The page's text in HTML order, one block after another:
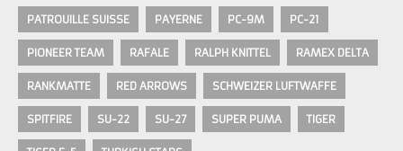
PATROUILLE SUISSE PAYERNE PC-9M PC-21
PIONEER TEAM RAFALE RALPH KNITTEL RAMEX DELTA
RANKMATTE RED ARROWS SCHWEIZER LUFTWAFFE
SPITFIRE SU-22 SU-27 SUPER PUMA TIGER